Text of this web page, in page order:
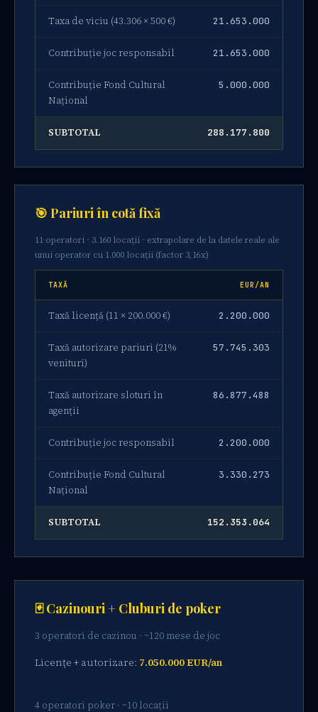
Taxa de viciu (43.306 × 500 €) 21.653.000
Contribuție joc responsabil 21.653.000
Contribuție Fond Cultural
Național
5.000.000
SUBTOTAL 288.177.800
🎯 Pariuri în cotă fixă
11 operatori · 3.160 locații · extrapolare de la datele reale ale
unui operator cu 1.000 locații (factor 3,16x)
TAXĂ EUR/AN
Taxă licență (11 × 200.000 €) 2.200.000
Taxă autorizare pariuri (21%
venituri)
57.745.303
Taxă autorizare sloturi în
agenții
86.877.488
Contribuție joc responsabil 2.200.000
Contribuție Fond Cultural
Național
3.330.273
SUBTOTAL 152.353.064
🃏 Cazinouri + Cluburi de poker
3 operatori de cazinou · ~120 mese de joc
Licențe + autorizare: 7.050.000 EUR/an
4 operatori poker · ~10 locații